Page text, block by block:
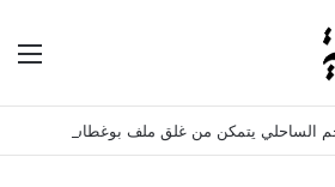
الساحلي يتمكن من غلق ملف بوغطاس